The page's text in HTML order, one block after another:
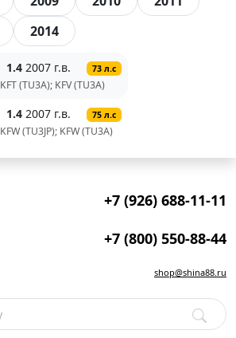
2014
1.4 2007 г.в. 73 л.с
KFT (TU3A); KFV (TU3A)
1.4 2007 г.в. 75 л.с
KFW (TU3JP); KFW (TU3A)
+7 (926) 688-11-11
+7 (800) 550-88-44
shop@shina88.ru